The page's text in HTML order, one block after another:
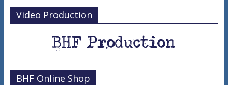
Video Production
BHF Online Shop